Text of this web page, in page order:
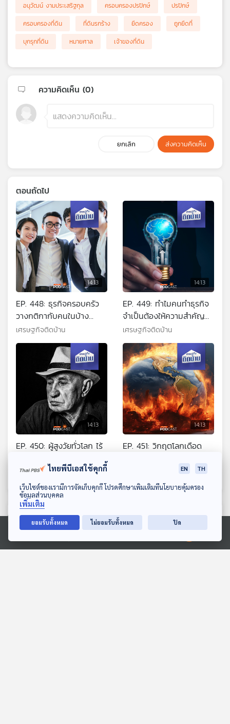
ดาวน์โหลด Thai PBS Podcast Application
Ⓒ 2020 องค์การกระจายเสียงและแพร่ภาพสาธารณะแห่งประเทศไทย
อนุวัฒน์ งามประเสริฐกุล
ครอบครองปรปักษ์
ปรปักษ์
ครอบครองที่ดิน
ที่ดินรกร้าง ยึดครอง
ถูกยึดที่
บุกรุกที่ดิน
หมายศาล เจ้าของที่ดิน
ความคิดเห็น (0)
ยกเลิก ส่งความคิดเห็น
ตอนถัดไป
14:13
EP. 448: ธุรกิจครอบครัว
วางกติกากับคนในบ้าง
อย่างไรไม่ให้เกิดความร้าว
ฉาน
เศรษฐกิจติดบ้าน
14:13
EP. 449: ทำไมคนทำธุรกิจ
จำเป็นต้องให้ความสำคัญ
กับทรัพย์สินทางปัญญา
เศรษฐกิจติดบ้าน
14:13
EP. 450: ผู้สูงวัยทั่วโลก ไร้
เศรษฐกิจติดบ้าน
14:13
EP. 451: วิกฤตโลกเดือด
ตอนที่เกี่ยวข้อง
ไทยพีบีเอสใช้คุกกี้ EN TH
เว็บไซต์ของเรามีการจัดเก็บคุกกี้ โปรดศึกษาเพิ่มเติมที่นโยบายคุ้มครอง
ข้อมูลส่วนบุคคล
เพิ่มเติม
ยอมรับทั้งหมด ไม่ยอมรับทั้งหมด ปิด